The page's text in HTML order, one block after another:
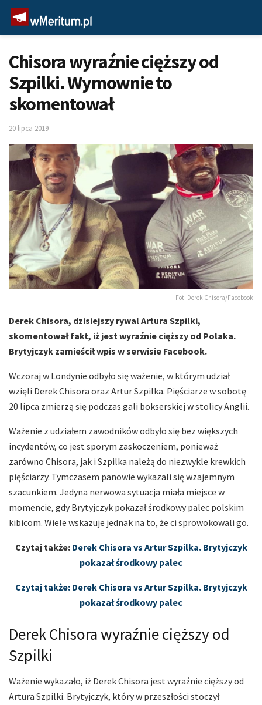
Chisora wyraźnie cięższy od
Szpilki. Wymownie to
skomentował
20 lipca 2019
Fot. Derek Chisora/Facebook
Derek Chisora, dzisiejszy rywal Artura Szpilki,
skomentował fakt, iż jest wyraźnie cięższy od Polaka.
Brytyjczyk zamieścił wpis w serwisie Facebook.
Wczoraj w Londynie odbyło się ważenie, w którym udział
wzięli Derek Chisora oraz Artur Szpilka. Pięściarze w sobotę
20 lipca zmierzą się podczas gali bokserskiej w stolicy Anglii.
Ważenie z udziałem zawodników odbyło się bez większych
incydentów, co jest sporym zaskoczeniem, ponieważ
zarówno Chisora, jak i Szpilka należą do niezwykle krewkich
pięściarzy. Tymczasem panowie wykazali się wzajemnym
szacunkiem. Jedyna nerwowa sytuacja miała miejsce w
momencie, gdy Brytyjczyk pokazał środkowy palec polskim
kibicom. Wiele wskazuje jednak na to, że ci sprowokowali go.
Czytaj także: Derek Chisora vs Artur Szpilka. Brytyjczyk
pokazał środkowy palec
Czytaj także: Derek Chisora vs Artur Szpilka. Brytyjczyk
pokazał środkowy palec
Derek Chisora wyraźnie cięższy od
Szpilki
Ważenie wykazało, iż Derek Chisora jest wyraźnie cięższy od
Artura Szpilki. Brytyjczyk, który w przeszłości stoczył